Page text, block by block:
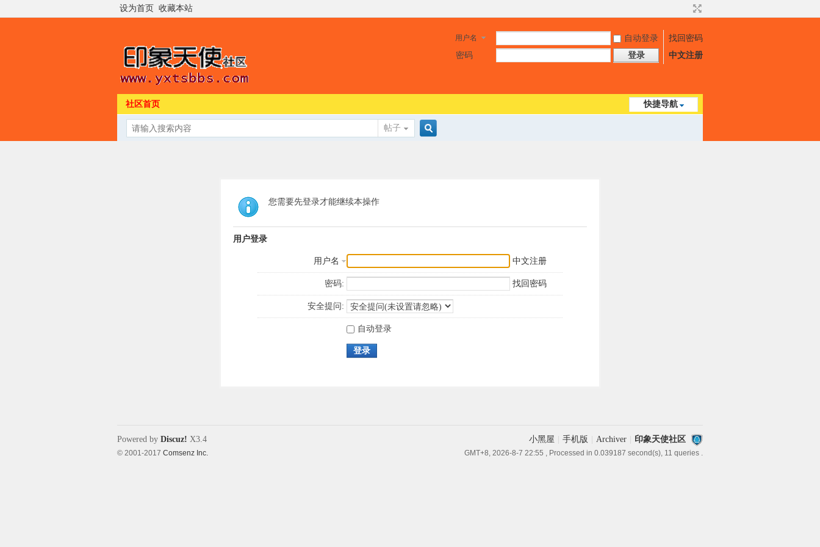
设为首页 收藏本站
用户名 自动登录
找回密码
密码
登录 中文注册
快捷导航
社区首页
帖子
您需要先登录才能继续本操作
用户登录
用户名 中文注册
密码: 找回密码
安全提问:
自动登录
登录
小黑屋 手机版 Archiver 印象天使社区
GMT+8, 2026-8-7 22:55 , Processed in 0.039187 second(s), 11 queries .
Powered by Discuz! X3.4
© 2001-2017 Comsenz Inc.